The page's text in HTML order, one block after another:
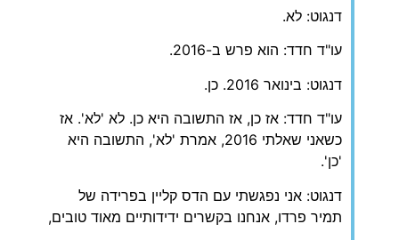
דנגוט: לא.
עו"ד חדד: הוא פרש ב-2016.
דנגוט: בינואר 2016. כן.
עו"ד חדד: אז כן, אז התשובה היא כן. לא 'לא'. אז
כשאני שאלתי 2016, אמרת 'לא', התשובה היא
'כן'.
דנגוט: אני נפגשתי עם הדס קליין בפרידה של
תמיר פרדו, אנחנו בקשרים ידידותיים מאוד טובים,